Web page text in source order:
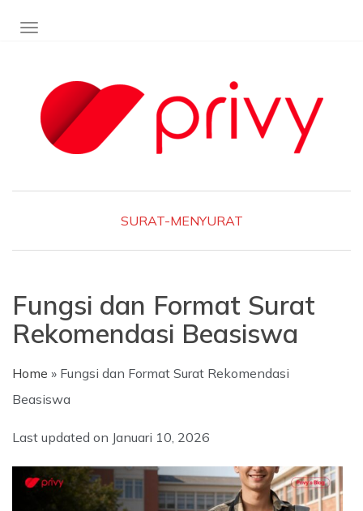
TOGGLE NAVIGATION
SURAT-MENYURAT
Fungsi dan Format Surat
Rekomendasi Beasiswa
Home » Fungsi dan Format Surat Rekomendasi
Beasiswa
Last updated on Januari 10, 2026